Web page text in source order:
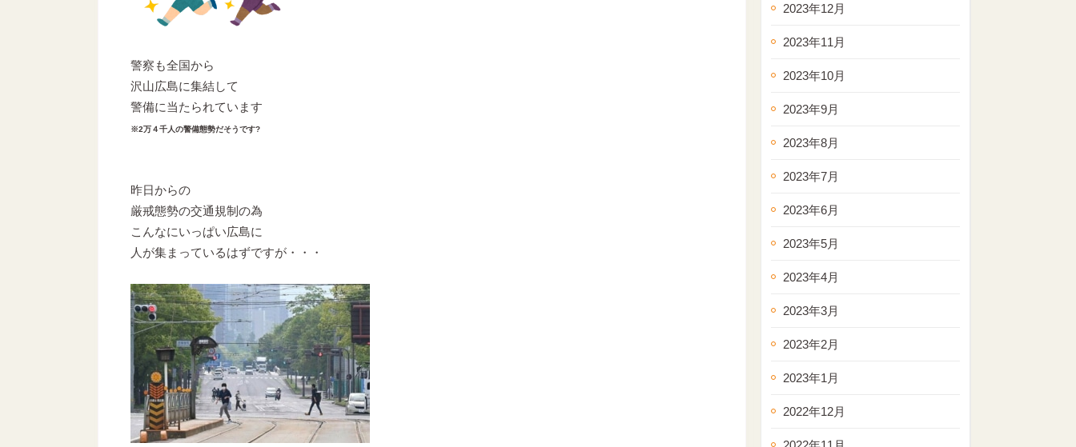
警察も全国から
沢山広島に集結して
警備に当たられています
※2万４千人の警備態勢だそうです?
昨日からの
厳戒態勢の交通規制の為
こんなにいっぱい広島に
人が集まっているはずですが・・・
2023年12月
2023年11月
2023年10月
2023年9月
2023年8月
2023年7月
2023年6月
2023年5月
2023年4月
2023年3月
2023年2月
2023年1月
2022年12月